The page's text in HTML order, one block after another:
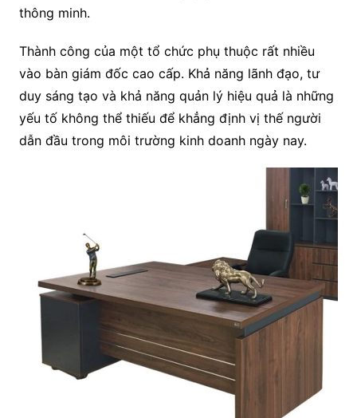
thông minh.
Thành công của một tổ chức phụ thuộc rất nhiều
vào bàn giám đốc cao cấp. Khả năng lãnh đạo, tư
duy sáng tạo và khả năng quản lý hiệu quả là những
yếu tố không thể thiếu để khẳng định vị thế người
dẫn đầu trong môi trường kinh doanh ngày nay.